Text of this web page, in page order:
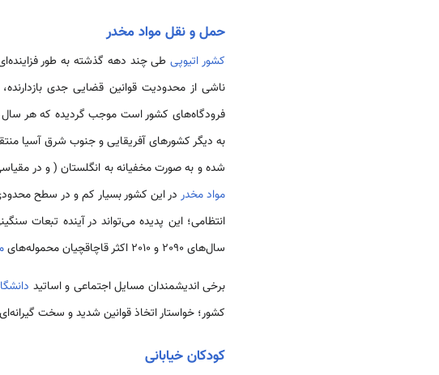
حمل و نقل مواد مخدر
کشور اتیوپیطی چند دهه گذشته به طور
ناشی از محدودیت قوانین قضایی جدی
فرودگاه‌های کشور است موجب گردیده که هر سال
به دیگر کشورهای آفریقایی و جنوب شرق آسیا
شده و به صورت مخفیانه به انگلستان ( و در
مواد مخدر در این کشور بسیار کم و در سطح
انتظامی‌؛ این پدیده می‌تواند در آینده تبعات
سال‌های 2090 و 2010 اکثر قاچاقچیان محموله‌های
برخی اندیشمندان مسایل اجتماعی و اساتید
کشور؛ خواستار اتخاذ قوانین شدید و سخت
کودکان خیابانی